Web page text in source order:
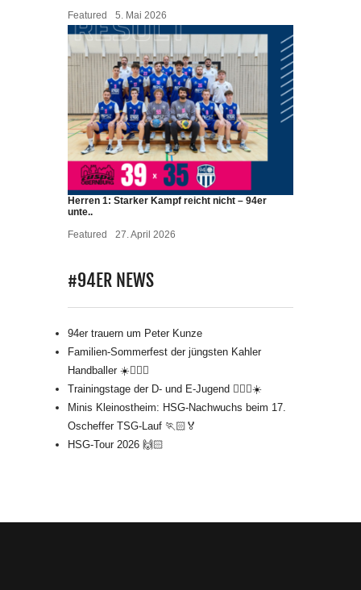
Featured
5. Mai 2026
Herren 1: Starker Kampf reicht nicht – 94er
unte..
Featured
27. April 2026
#94ER NEWS
94er trauern um Peter Kunze
Familien-Sommerfest der jüngsten Kahler
Handballer ☀️🤾🏻‍♂️
Trainingstage der D- und E-Jugend 🤾🏻‍♂️☀️
Minis Kleinostheim: HSG-Nachwuchs beim 17.
Oscheffer TSG-Lauf 🏃🏻🏅
HSG-Tour 2026 🙌🏻